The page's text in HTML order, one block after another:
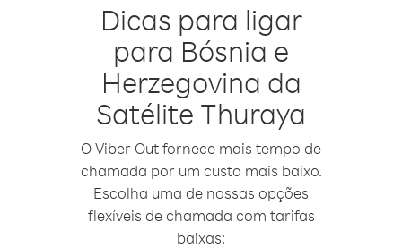
Dicas para ligar
para Bósnia e
Herzegovina da
Satélite Thuraya
O Viber Out fornece mais tempo de
chamada por um custo mais baixo.
Escolha uma de nossas opções
flexíveis de chamada com tarifas
baixas: